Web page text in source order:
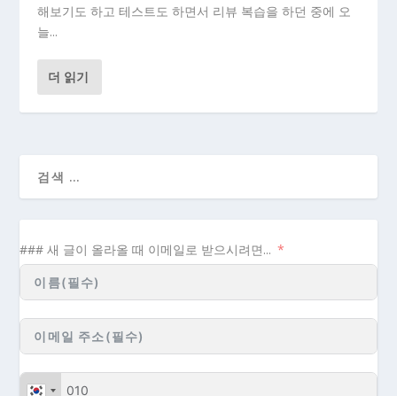
해보기도 하고 테스트도 하면서 리뷰 복습을 하던 중에 오
늘...
더 읽기
### 새 글이 올라올 때 이메일로 받으시려면...